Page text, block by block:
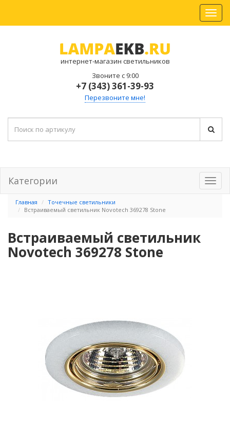
интернет-магазин светильников
Звоните с 9:00
+7 (343) 361-39-93
Перезвоните мне!
Категории
Главная
Точечные светильники
Встраиваемый светильник Novotech 369278 Stone
Встраиваемый светильник
Novotech 369278 Stone